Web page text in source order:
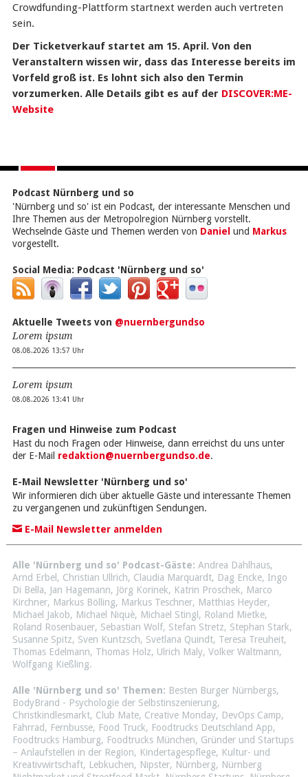
Crowdfunding-Plattform startnext werden auch vertreten
sein.
Der Ticketverkauf startet am 15. April. Von den
Veranstaltern wissen wir, dass das Interesse bereits im
Vorfeld groß ist. Es lohnt sich also den Termin
vorzumerken. Alle Details gibt es auf der DISCOVER:ME-
Website
Podcast Nürnberg und so
'Nürnberg und so' ist ein Podcast, der interessante Menschen und
Ihre Themen aus der Metropolregion Nürnberg vorstellt.
Wechselnde Gäste und Themen werden von Daniel und Markus
vorgestellt.
Social Media: Podcast 'Nürnberg und so'
Aktuelle Tweets von @nuernbergundso
Lorem ipsum
08.08.2026 13:57 Uhr
Lorem ipsum
08.08.2026 13:41 Uhr
Fragen und Hinweise zum Podcast
Hast du noch Fragen oder Hinweise, dann erreichst du uns unter
der E-Mail redaktion@nuernbergundso.de.
E-Mail Newsletter 'Nürnberg und so'
Wir informieren dich über aktuelle Gäste und interessante Themen
zu vergangenen und zukünftigen Sendungen.
E-Mail Newsletter anmelden
Alle 'Nürnberg und so' Podcast-Gäste: Andrea Dahlhaus,
Arnd Erbel , Christian Ullrich, Claudia Marquardt, Dag Encke, Ingo
Di Bella, Jan Hagemann, Jörg Korinek, Katrin Proschek, Marco
Kirchner, Markus Bölling, Markus Teschner, Matthias Heyder,
Michael Jakob, Michael Niquè, Michael Stingl , Roland Mietke,
Roland Rosenbauer, Sebastian Wolf, Stefan Stretz, Stephan Stark,
Susanne Spitz, Sven Kuntzsch, Svetlana Quindt, Teresa Treuheit,
Thomas Edelmann, Thomas Holz, Ulrich Maly, Volker Waltmann,
Wolfgang Kießling.
Alle 'Nürnberg und so' Themen: Besten Burger Nürnbergs,
BodyBrand - Psychologie der Selbstinszenierung,
Christkindlesmarkt, Club Mate, Creative Monday, DevOps Camp,
Fahrrad, Fernbusse, Food Truck, Foodtrucks Deutschland App,
Foodtrucks Hamburg, Foodtrucks München, Gründer und Startups
– Anlaufstellen in der Region, Kindertagespflege, Kultur- und
Kreativwirtschaft, Lebkuchen, Nipster, Nürnberg, Nürnberg